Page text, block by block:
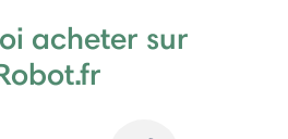
acheter sur